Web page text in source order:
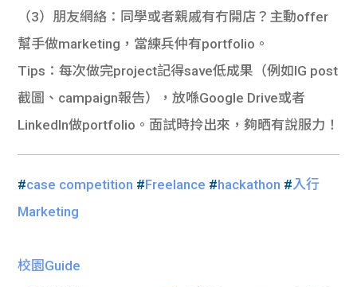
（3）朋友網絡 ：同學或者親戚有冇開店？主動offer
幫手做marketing，當練兵仲有portfolio。
Tips ：每次做完project記得save低成果（例如IG post
截圖、campaign報告），放喺Google Drive或者
LinkedIn做portfolio。面試時拎出來，夠晒有說服力！
#case competition #Freelance #hackathon #入行
Marketing
校園Guide